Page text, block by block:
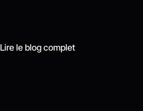
Lire le blog complet